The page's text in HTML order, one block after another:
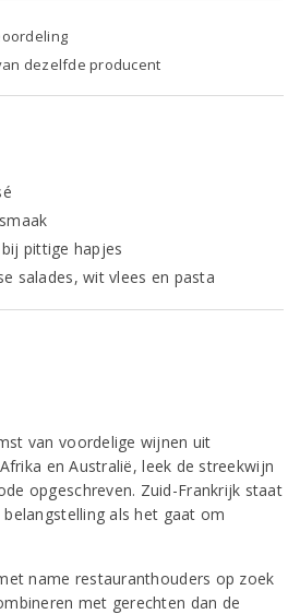
dezelfde producent
pittige hapjes
salades, wit vlees en pasta
van voordelige wijnen uit
en Australië, leek de streekwijn
opgeschreven. Zuid-Frankrijk staat
als het gaat om
name restauranthouders op zoek
met gerechten dan de